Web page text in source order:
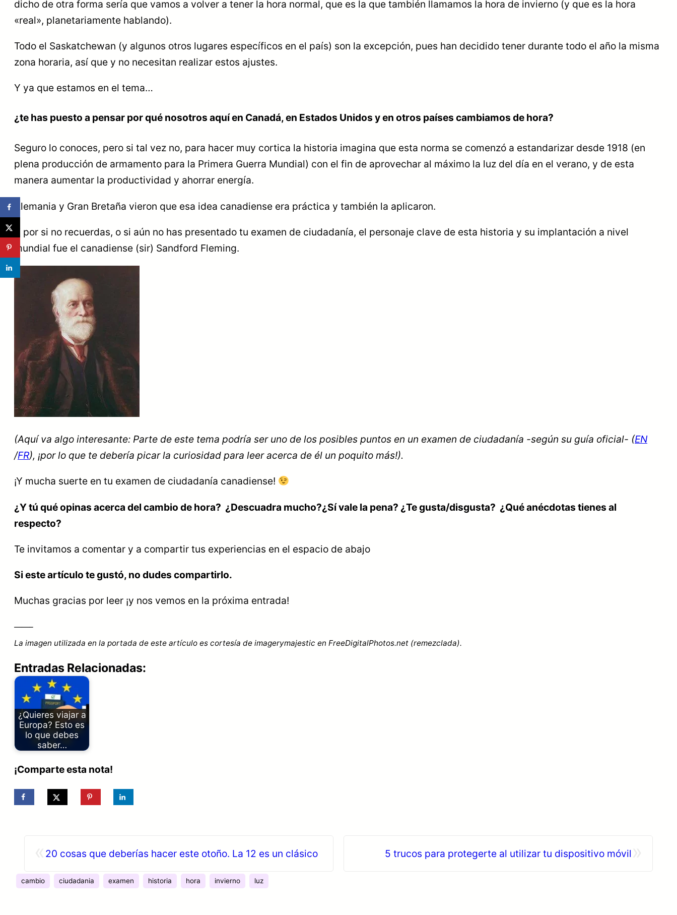
dicho de otra forma sería que vamos a volver a tener la hora normal, que es la que también llamamos la hora de invierno (y que es la hora
«real», planetariamente hablando).
Todo el Saskatchewan (y algunos otros lugares específicos en el país) son la excepción, pues han decidido tener durante todo el año la misma
zona horaria, así que y no necesitan realizar estos ajustes.
Y ya que estamos en el tema…
¿te has puesto a pensar por qué nosotros aquí en Canadá, en Estados Unidos y en otros países cambiamos de hora?
Seguro lo conoces, pero si tal vez no, para hacer muy cortica la historia imagina que esta norma se comenzó a estandarizar desde 1918 (en
plena producción de armamento para la Primera Guerra Mundial) con el fin de aprovechar al máximo la luz del día en el verano, y de esta
manera aumentar la productividad y ahorrar energía.
Alemania y Gran Bretaña vieron que esa idea canadiense era práctica y también la aplicaron.
Y por si no recuerdas, o si aún no has presentado tu examen de ciudadanía, el personaje clave de esta historia y su implantación a nivel
mundial fue el canadiense (sir) Sandford Fleming.
(Aquí va algo interesante: Parte de este tema podría ser uno de los posibles puntos en un examen de ciudadanía -según su guía oficial- (EN
/FR), ¡por lo que te debería picar la curiosidad para leer acerca de él un poquito más!).
¡Y mucha suerte en tu examen de ciudadanía canadiense!
¿Y tú qué opinas acerca del cambio de hora? ¿Descuadra mucho?¿Sí vale la pena? ¿Te gusta/disgusta? ¿Qué anécdotas tienes al
respecto?
Te invitamos a comentar y a compartir tus experiencias en el espacio de abajo
Si este artículo te gustó, no dudes compartirlo.
Muchas gracias por leer ¡y nos vemos en la próxima entrada!
——–
La imagen utilizada en la portada de este artículo es cortesía de imagerymajestic en FreeDigitalPhotos.net (remezclada).
Entradas Relacionadas:
¿Quieres viajar a
Europa? Esto es
lo que debes
saber…
¡Comparte esta nota!
20 cosas que deberías hacer este otoño. La 12 es un clásico 5 trucos para protegerte al utilizar tu dispositivo móvil
cambio ciudadania examen historia hora invierno luz